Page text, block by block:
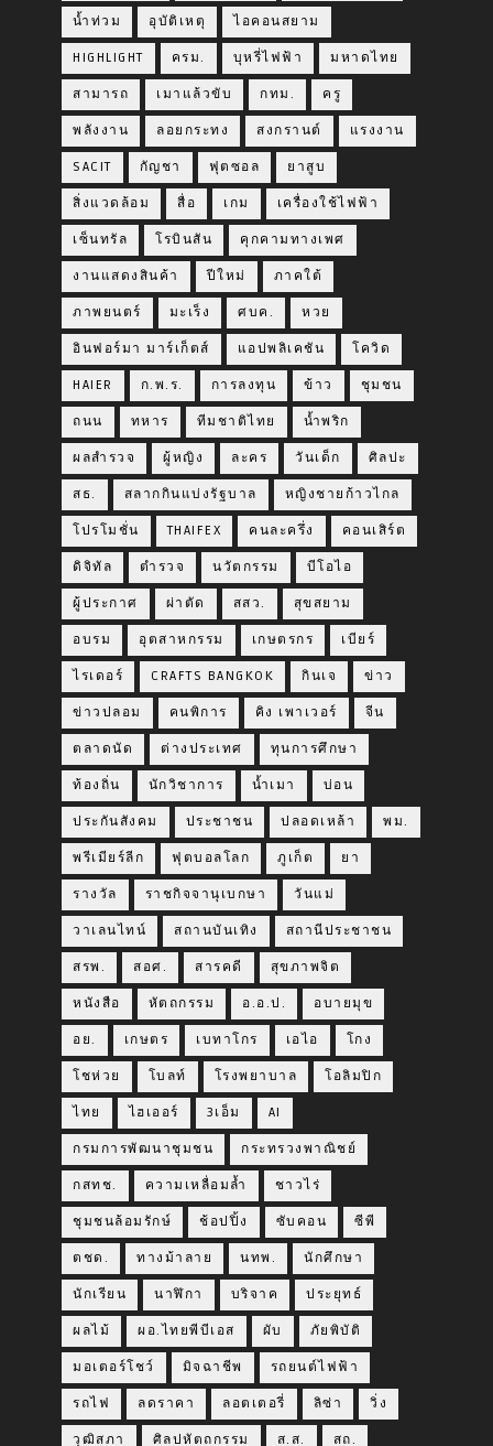
น้ำท่วม อุบัติเหตุ ไอคอนสยาม
HIGHLIGHT ครม. บุหรี่ไฟฟ้า มหาดไทย
สามารถ เมาแล้วขับ กทม. ครู
พลังงาน ลอยกระทง สงกรานต์ แรงงาน
SACIT กัญชา ฟุตซอล ยาสูบ
สิ่งแวดล้อม สื่อ เกม เครื่องใช้ไฟฟ้า
เซ็นทรัล โรบินสัน คุกคามทางเพศ
งานแสดงสินค้า ปีใหม่ ภาคใต้
ภาพยนตร์ มะเร็ง ศบค. หวย
อินฟอร์มา มาร์เก็ตส์ แอปพลิเคชัน โควิด
HAIER ก.พ.ร. การลงทุน ข้าว ชุมชน
ถนน ทหาร ทีมชาติไทย น้ำพริก
ผลสำรวจ ผู้หญิง ละคร วันเด็ก ศิลปะ
สธ. สลากกินแบ่งรัฐบาล หญิงชายก้าวไกล
โปรโมชั่น THAIFEX คนละครึ่ง คอนเสิร์ต
ดิจิทัล ตำรวจ นวัตกรรม บีโอไอ
ผู้ประกาศ ผ่าตัด สสว. สุขสยาม
อบรม อุตสาหกรรม เกษตรกร เบียร์
ไรเดอร์ CRAFTS BANGKOK กินเจ ข่าว
ข่าวปลอม คนพิการ คิง เพาเวอร์ จีน
ตลาดนัด ต่างประเทศ ทุนการศึกษา
ท้องถิ่น นักวิชาการ น้ำเมา บ่อน
ประกันสังคม ประชาชน ปลอดเหล้า พม.
พรีเมียร์ลีก ฟุตบอลโลก ภูเก็ต ยา
รางวัล ราชกิจจานุเบกษา วันแม่
วาเลนไทน์ สถานบันเทิง สถานีประชาชน
สรพ. สอศ. สารคดี สุขภาพจิต
หนังสือ หัตถกรรม อ.อ.ป. อบายมุข
อย. เกษตร เบทาโกร เอไอ โกง
โชห่วย โบลท์ โรงพยาบาล โอลิมปิก
ไทย ไฮเออร์ 3เอ็ม AI
กรมการพัฒนาชุมชน กระทรวงพาณิชย์
กสทช. ความเหลื่อมล้ำ ชาวไร่
ชุมชนล้อมรักษ์ ช้อปปิ้ง ซับคอน ซีพี
ตชด. ทางม้าลาย นทพ. นักศึกษา
นักเรียน นาฬิกา บริจาค ประยุทธ์
ผลไม้ ผอ.ไทยพีบีเอส ผับ ภัยพิบัติ
มอเตอร์โชว์ มิจฉาชีพ รถยนต์ไฟฟ้า
รถไฟ ลดราคา ลอตเตอรี่ ลิซ่า วิ่ง
วุฒิสภา ศิลปหัตถกรรม ส.ส. สถ.